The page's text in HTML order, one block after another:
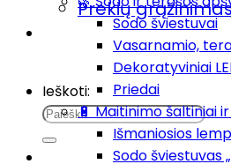
Prekių
Kontaktai
Ieškoti:
Sodo šviestuvai
Vasarnamio,
Dekoratyviniai
Priedai
🔋 Maitinimo šaltiniai
Išmaniosios
Sodo šviestuvas